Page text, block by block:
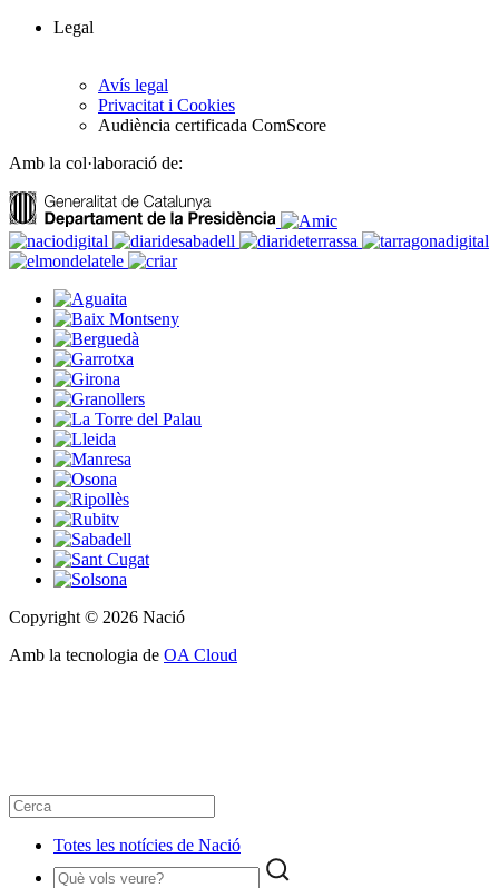
Legal
Avís legal
Privacitat i Cookies
Audiència certificada ComScore
Amb la col·laboració de:
Copyright © 2026 Nació
Amb la tecnologia de OA Cloud
Totes les notícies de Nació